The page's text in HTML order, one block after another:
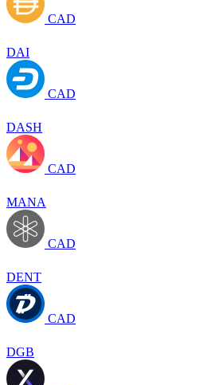
CAD
DAI
CAD
DASH
CAD
MANA
CAD
DENT
CAD
DGB